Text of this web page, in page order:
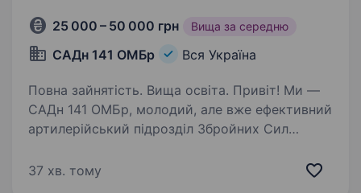
25 000 – 50 000 грн Вища за середню
САДн 141 ОМБр Вся Україна
Повна зайнятість. Вища освіта. Привіт! Ми —
САДн 141 ОМБр, молодий, але вже ефективний
артилерійський підрозділ Збройних Сил
найсучаснішими методами, підтримуючи один
37 хв. тому